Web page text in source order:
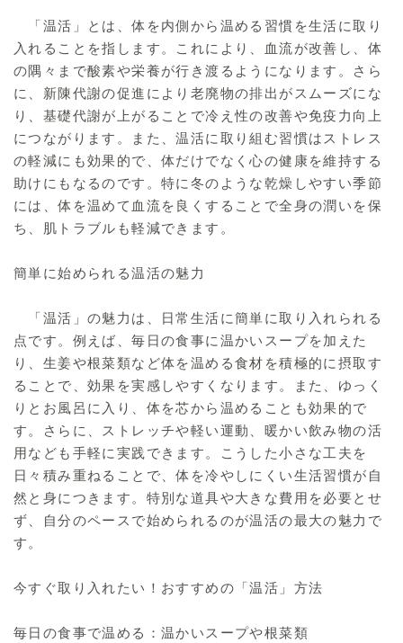
「温活」とは、体を内側から温める習慣を生活に取り
入れることを指します。これにより、血流が改善し、体
の隅々まで酸素や栄養が行き渡るようになります。さら
に、新陳代謝の促進により老廃物の排出がスムーズにな
り、基礎代謝が上がることで冷え性の改善や免疫力向上
につながります。また、温活に取り組む習慣はストレス
の軽減にも効果的で、体だけでなく心の健康を維持する
助けにもなるのです。特に冬のような乾燥しやすい季節
には、体を温めて血流を良くすることで全身の潤いを保
ち、肌トラブルも軽減できます。
簡単に始められる温活の魅力
「温活」の魅力は、日常生活に簡単に取り入れられる
点です。例えば、毎日の食事に温かいスープを加えた
り、生姜や根菜類など体を温める食材を積極的に摂取す
ることで、効果を実感しやすくなります。また、ゆっく
りとお風呂に入り、体を芯から温めることも効果的で
す。さらに、ストレッチや軽い運動、暖かい飲み物の活
用なども手軽に実践できます。こうした小さな工夫を
日々積み重ねることで、体を冷やしにくい生活習慣が自
然と身につきます。特別な道具や大きな費用を必要とせ
ず、自分のペースで始められるのが温活の最大の魅力で
す。
今すぐ取り入れたい！おすすめの「温活」方法
毎日の食事で温める：温かいスープや根菜類